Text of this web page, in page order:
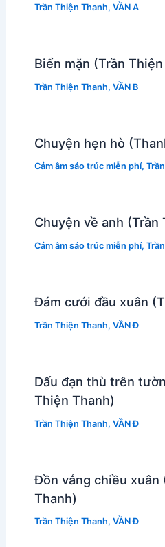
Trần Thiện Thanh, VẦN A
Biển mặn (Trần
Trần Thiện Thanh, VẦN B
Chuyện hẹn hò
Cảm âm sáo trúc miễn phí,
Chuyện về anh (Trần
Cảm âm sáo trúc miễn phí,
Đám cưới đầu xuân
Trần Thiện Thanh, VẦN Đ
Dấu đạn thù trên
Thiện Thanh)
Trần Thiện Thanh, VẦN Đ
Đồn vắng chiều xuân
Thanh)
Trần Thiện Thanh, VẦN Đ